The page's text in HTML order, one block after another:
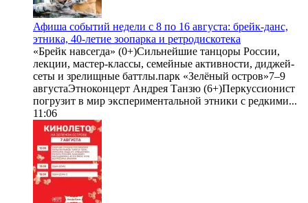
Афиша событий недели с 8 по 16 августа: брейк-данс,
этника, 40-летие зоопарка и ретродискотека
«Брейк навсегда» (0+)Сильнейшие танцоры России,
лекции, мастер-классы, семейные активности, диджей-
сеты и зрелищные баттлы.парк «Зелёный остров»7–9
августаЭтноконцерт Андрея Танзю (6+)Перкуссионист
погрузит в мир экспериментальной этники с редкими...
11:06